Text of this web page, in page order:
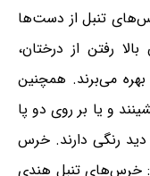
خرس‌های تنبل از دست‌ها
رفتن از درختان،
می‌برند. همچنین
و یا بر روی دو پا
دید رنگی دارند. خرس
خرس‌های تنبل هندی